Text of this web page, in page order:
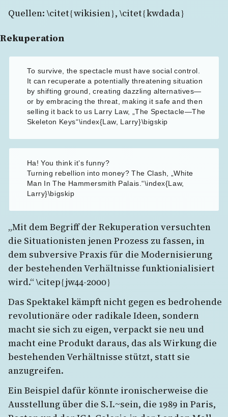
Quellen: \citet{wikisien}, \citet{kwdada}
Rekuperation
To survive, the spectacle must have social control.
It can recuperate a potentially threatening situation
by shifting ground, creating dazzling alternatives—
or by embracing the threat, making it safe and then
selling it back to us Larry Law, „The Spectacle—The
Skeleton Keys“\index{Law, Larry}\bigskip
Ha! You think it’s funny?
Turning rebellion into money? The Clash, „White
Man In The Hammersmith Palais.“\index{Law,
Larry}\bigskip
„Mit dem Begriff der Rekuperation versuchten
die Situationisten jenen Prozess zu fassen, in
dem subversive Praxis für die Modernisierung
der bestehenden Verhältnisse funktionialisiert
wird.“ \citep{jw44-2000}
Das Spektakel kämpft nicht gegen es bedrohende
revolutionäre oder radikale Ideen, sondern
macht sie sich zu eigen, verpackt sie neu und
macht eine Produkt daraus, das als Wirkung die
bestehenden Verhältnisse stützt, statt sie
anzugreifen.
Ein Beispiel dafür könnte ironischerweise die
Ausstellung über die S. I.~sein, die 1989 in Paris,